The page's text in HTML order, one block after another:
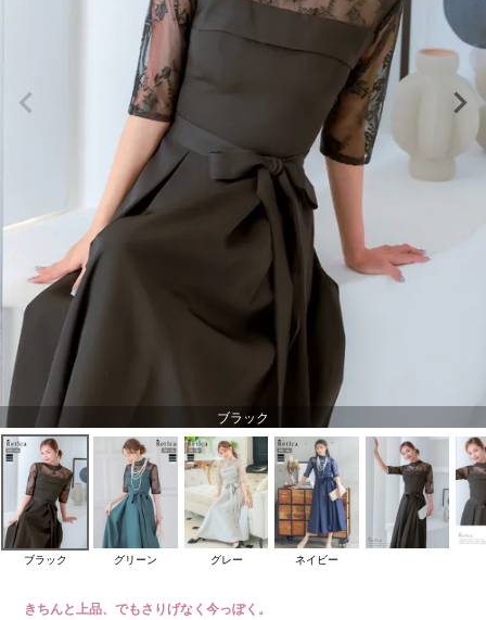
ブラック
ブラック グリーン グレー ネイビー
きちんと上品、でもさりげなく今っぽく。